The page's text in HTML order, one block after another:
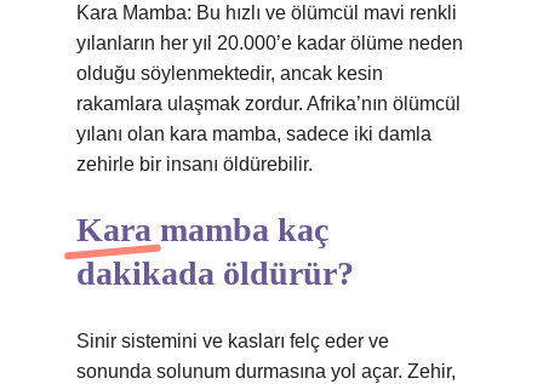
Kara Mamba: Bu hızlı ve ölümcül mavi renkli
yılanların her yıl 20.000’e kadar ölüme neden
olduğu söylenmektedir, ancak kesin
rakamlara ulaşmak zordur. Afrika’nın ölümcül
yılanı olan kara mamba, sadece iki damla
zehirle bir insanı öldürebilir.
Kara mamba kaç
dakikada öldürür?
Sinir sistemini ve kasları felç eder ve
sonunda solunum durmasına yol açar. Zehir,